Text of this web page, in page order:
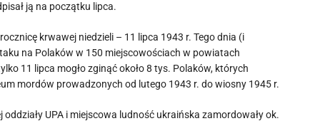
ją na początku lipca.
krwawej niedzieli – 11 lipca 1943 r. Tego dnia (i
na Polaków w 150 miejscowościach w powiatach
11 lipca mogło zginąć około 8 tys. Polaków, których
mordów prowadzonych od lutego 1943 r. do wiosny 1945 r.
UPA i miejscowa ludność ukraińska zamordowały ok.